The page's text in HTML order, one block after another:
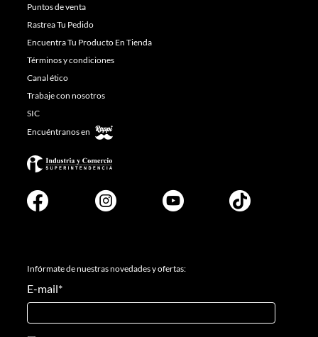
Puntos de venta
Rastrea Tu Pedido
Encuentra Tu Producto En Tienda
Términos y condiciones
Canal ético
Trabaje con nosotros
SIC
Encuéntranos en
Infórmate de nuestras novedades y ofertas:
E-mail*